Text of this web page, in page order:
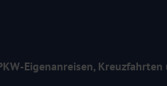
Eigenanreisen,